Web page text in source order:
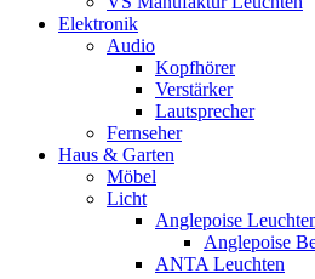
Elektronik
Audio
Kopfhörer
Verstärker
Lautsprecher
Fernseher
Haus & Garten
Möbel
Licht
Anglepoise
Anglepoise
ANTA Leuchten